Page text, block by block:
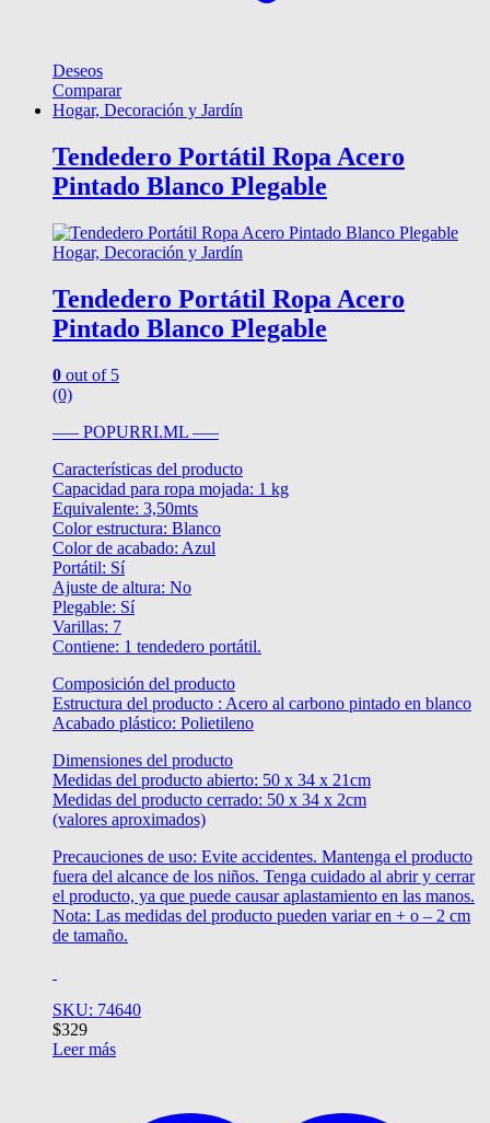
Deseos
Comparar
Hogar, Decoración y Jardín
Tendedero Portátil Ropa Acero
Pintado Blanco Plegable
Hogar, Decoración y Jardín
Tendedero Portátil Ropa Acero
Pintado Blanco Plegable
0 out of 5
(0)
—– POPURRI.ML —–
Características del producto
Capacidad para ropa mojada: 1 kg
Equivalente: 3,50mts
Color estructura: Blanco
Color de acabado: Azul
Portátil: Sí
Ajuste de altura: No
Plegable: Sí
Varillas: 7
Contiene: 1 tendedero portátil.
Composición del producto
Estructura del producto : Acero al carbono pintado en blanco
Acabado plástico: Polietileno
Dimensiones del producto
Medidas del producto abierto: 50 x 34 x 21cm
Medidas del producto cerrado: 50 x 34 x 2cm
(valores aproximados)
Precauciones de uso: Evite accidentes. Mantenga el producto
fuera del alcance de los niños. Tenga cuidado al abrir y cerrar
el producto, ya que puede causar aplastamiento en las manos.
Nota: Las medidas del producto pueden variar en + o – 2 cm
de tamaño.
SKU: 74640
$329
Leer más